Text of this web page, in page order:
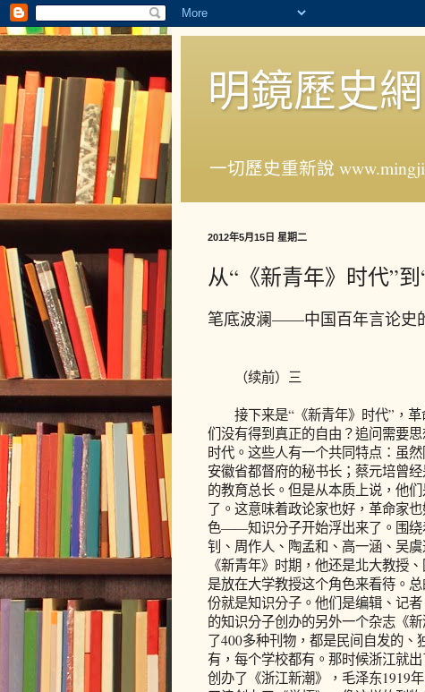
明鏡歷史網
一切歷史重新說
2012年5月15日 星期二
从“《新青年》时代”
笔底波澜——中国百年言论史
（续前）三
接下来是“《新青年》时代”，革
们没有得到真正的自由？追问需要
时代。这些人有一个共同特点：虽
安徽省都督府的秘书长；蔡元培曾
的教育总长。但是从本质上说，他
了。这意味着政论家也好，革命家
色——知识分子开始浮出来了。围绕
钊、周作人、陶孟和、高一涵、吴
《新青年》时期，他还是北大教授
是放在大学教授这个角色来看待。
份就是知识分子。他们是编辑、记
的知识分子创办的另外一个杂志《
了400多种刊物，都是民间自发的
有，每个学校都有。那时候浙江就
创办了《浙江新潮》，毛泽东1919